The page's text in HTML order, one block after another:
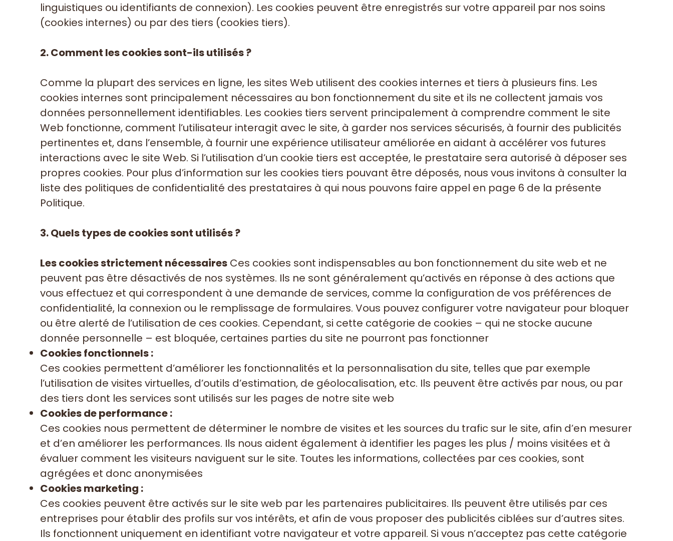
linguistiques ou identifiants de connexion). Les cookies peuvent être enregistrés sur votre appareil par nos soins
(cookies internes) ou par des tiers (cookies tiers).
2. Comment les cookies sont-ils utilisés ?
Comme la plupart des services en ligne, les sites Web utilisent des cookies internes et tiers à plusieurs fins. Les
cookies internes sont principalement nécessaires au bon fonctionnement du site et ils ne collectent jamais vos
données personnellement identifiables. Les cookies tiers servent principalement à comprendre comment le site
Web fonctionne, comment l’utilisateur interagit avec le site, à garder nos services sécurisés, à fournir des publicités
pertinentes et, dans l’ensemble, à fournir une expérience utilisateur améliorée en aidant à accélérer vos futures
interactions avec le site Web. Si l’utilisation d’un cookie tiers est acceptée, le prestataire sera autorisé à déposer ses
propres cookies. Pour plus d’information sur les cookies tiers pouvant être déposés, nous vous invitons à consulter la
liste des politiques de confidentialité des prestataires à qui nous pouvons faire appel en page 6 de la présente
Politique.
3. Quels types de cookies sont utilisés ?
Les cookies strictement nécessaires Ces cookies sont indispensables au bon fonctionnement du site web et ne
peuvent pas être désactivés de nos systèmes. Ils ne sont généralement qu’activés en réponse à des actions que
vous effectuez et qui correspondent à une demande de services, comme la configuration de vos préférences de
confidentialité, la connexion ou le remplissage de formulaires. Vous pouvez configurer votre navigateur pour bloquer
ou être alerté de l’utilisation de ces cookies. Cependant, si cette catégorie de cookies – qui ne stocke aucune
donnée personnelle – est bloquée, certaines parties du site ne pourront pas fonctionner
Cookies fonctionnels :
Ces cookies permettent d’améliorer les fonctionnalités et la personnalisation du site, telles que par exemple
l’utilisation de visites virtuelles, d’outils d’estimation, de géolocalisation, etc. Ils peuvent être activés par nous, ou par
des tiers dont les services sont utilisés sur les pages de notre site web
Cookies de performance :
Ces cookies nous permettent de déterminer le nombre de visites et les sources du trafic sur le site, afin d’en mesurer
et d’en améliorer les performances. Ils nous aident également à identifier les pages les plus / moins visitées et à
évaluer comment les visiteurs naviguent sur le site. Toutes les informations, collectées par ces cookies, sont
agrégées et donc anonymisées
Cookies marketing :
Ces cookies peuvent être activés sur le site web par les partenaires publicitaires. Ils peuvent être utilisés par ces
entreprises pour établir des profils sur vos intérêts, et afin de vous proposer des publicités ciblées sur d’autres sites.
Ils fonctionnent uniquement en identifiant votre navigateur et votre appareil. Si vous n’acceptez pas cette catégorie